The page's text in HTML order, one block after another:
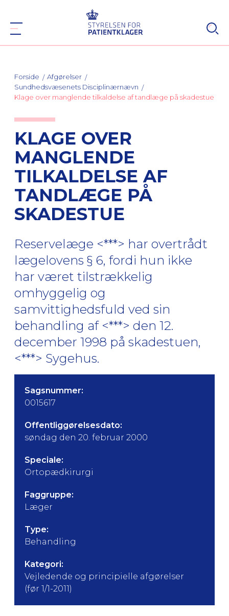
Forside
Afgørelser
Sundhedsvæsenets Disciplinærnævn
Klage over manglende tilkaldelse af tandlæge på skadestue
KLAGE OVER
MANGLENDE
TILKALDELSE AF
TANDLÆGE PÅ
SKADESTUE
Reservelæge <***> har overtrådt
lægelovens § 6, fordi hun ikke
har været tilstrækkelig
omhyggelig og
samvittighedsfuld ved sin
behandling af <***> den 12.
december 1998 på skadestuen,
<***> Sygehus.
Sagsnummer:
0015617
Offentliggørelsesdato:
søndag den 20. februar 2000
Speciale:
Ortopædkirurgi
Faggruppe:
Læger
Type:
Behandling
Kategori:
Vejledende og principielle afgørelser
(før 1/1-2011)